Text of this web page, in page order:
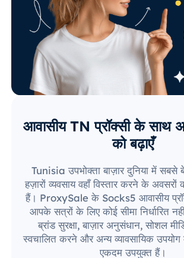
आवासीय TN प्रॉक्सी के साथ
को बढ़ाएँ
Tunisia उपभोक्ता बाज़ार दुनिया में सबसे
हज़ारों व्यवसाय वहाँ विस्तार करने के
हैं। ProxySale के Socks5 आवासीय
आपके सत्रों के लिए कोई सीमा निर्धारित
ब्रांड सुरक्षा, बाज़ार अनुसंधान, सोशल
स्वचालित करने और अन्य व्यावसायिक
एकदम उपयुक्त हैं।